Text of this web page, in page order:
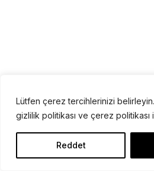
Lütfen çerez tercihlerinizi
gizlilik politikası ve çerez politikası
Reddet